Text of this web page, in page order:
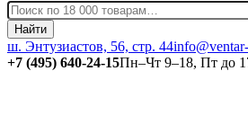
Найти
ш. Энтузиастов, 56, стр. 44
+7 (495) 640-24-15Пн–Чт 9–18, Пт до